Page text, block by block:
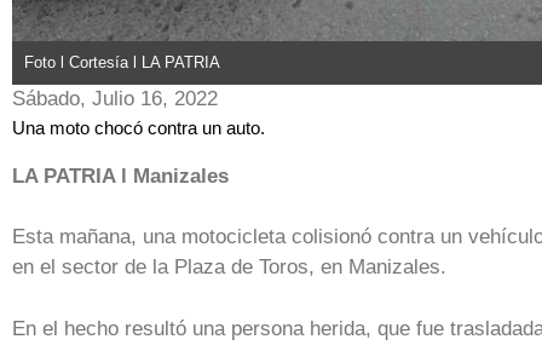
Foto l Cortesía l LA PATRIA
Sábado, Julio 16, 2022
Una moto chocó contra un auto.
LA PATRIA l Manizales
Esta mañana, una motocicleta colisionó contra un
en el sector de la Plaza de Toros, en Manizales.
En el hecho resultó una persona herida, que fue